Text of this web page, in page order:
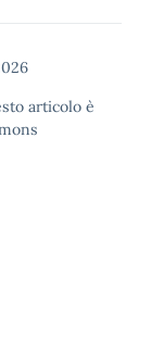
articolo è